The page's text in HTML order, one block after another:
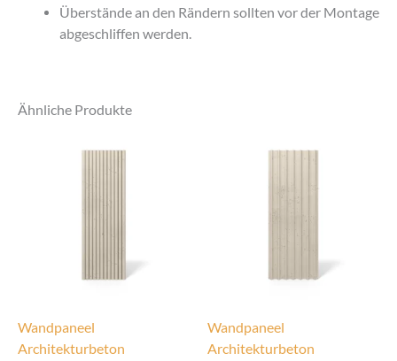
Überstände an den Rändern sollten vor der Montage
abgeschliffen werden.
Ähnliche Produkte
Wandpaneel
Architekturbeton
Wandpaneel
Architekturbeton